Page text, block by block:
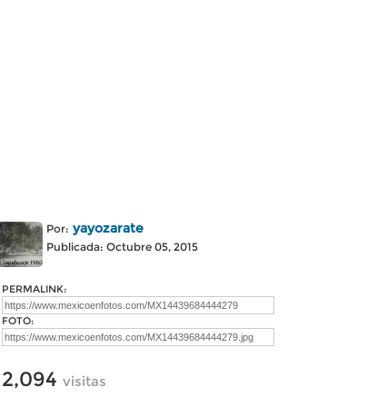
Por: yayozarate
Publicada: Octubre 05, 2015
PERMALINK:
FOTO:
2,094 visitas